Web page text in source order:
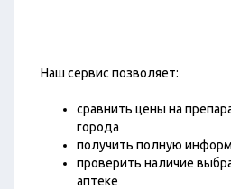
Наш сервис позволяет:
сравнить цены на
города
получить полную
проверить наличие
аптеке